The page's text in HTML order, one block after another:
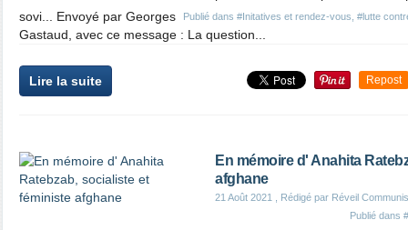
Publié dans #Initatives et rendez-vous #lutte
sovi... Envoyé par Georges
Gastaud, avec ce message : La question...
Lire la suite Repost
En mémoire d' Anahita
afghane
21 Août 2021
, Rédigé par Réveil
Publié dans